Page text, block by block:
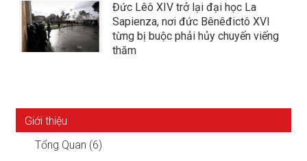
Đức Lêô XIV trở lại đại học La
Sapienza, nơi đức Bênêđictô XVI
từng bị buộc phải hủy chuyến viếng
thăm
Giới thiệu
Tổng Quan (6)